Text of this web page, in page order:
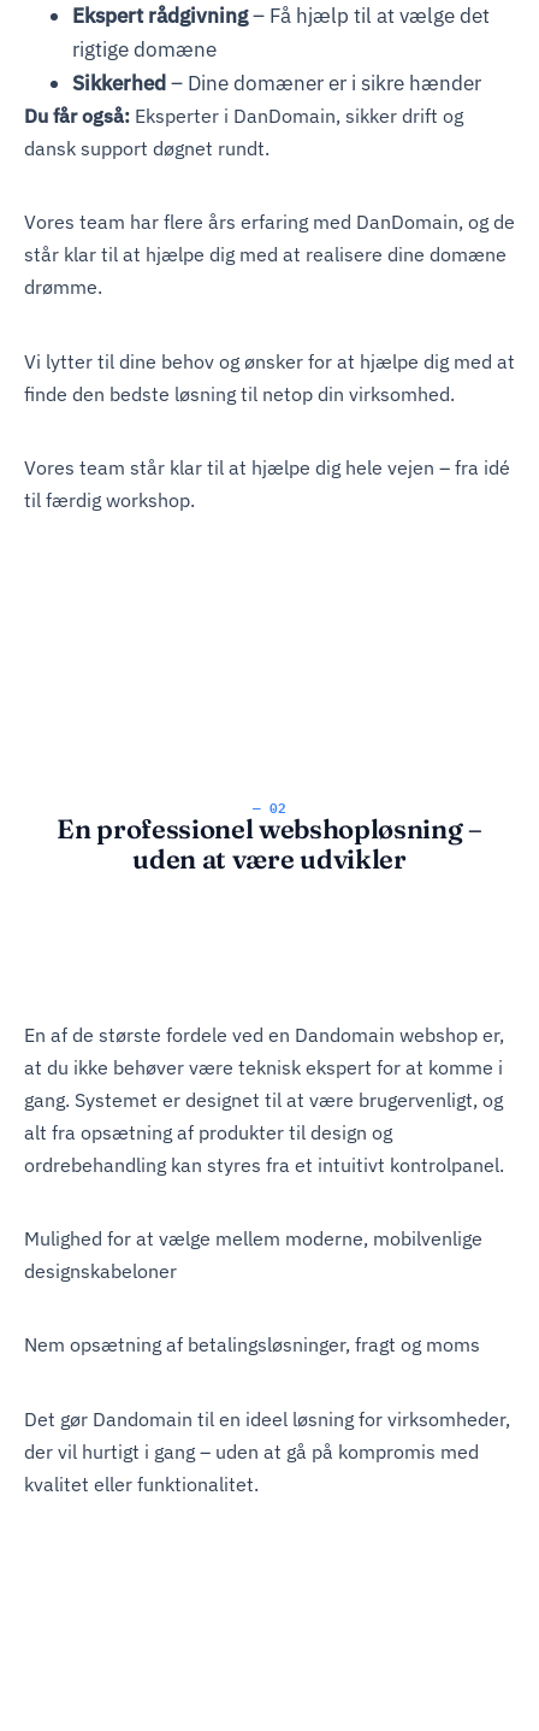
Ekspert rådgivning– Få hjælp til at vælge det
rigtige domæne
Sikkerhed– Dine domæner er i sikre hænder
Du får også: Eksperter i DanDomain, sikker drift og
dansk support døgnet rundt.
Vores team har flere års erfaring med DanDomain, og de
står klar til at hjælpe dig med at realisere dine domæne
drømme.
Vi lytter til dine behov og ønsker for at hjælpe dig med at
finde den bedste løsning til netop din virksomhed.
Vores team står klar til at hjælpe dig hele vejen – fra idé
til færdig workshop.
— 02
En professionel webshopløsning –
uden at være udvikler
En af de største fordele ved en Dandomain webshop er,
at du ikke behøver være teknisk ekspert for at komme i
gang. Systemet er designet til at være brugervenligt, og
alt fra opsætning af produkter til design og
ordrebehandling kan styres fra et intuitivt kontrolpanel.
Mulighed for at vælge mellem moderne, mobilvenlige
designskabeloner
Nem opsætning af betalingsløsninger, fragt og moms
Det gør Dandomain til en ideel løsning for virksomheder,
der vil hurtigt i gang – uden at gå på kompromis med
kvalitet eller funktionalitet.